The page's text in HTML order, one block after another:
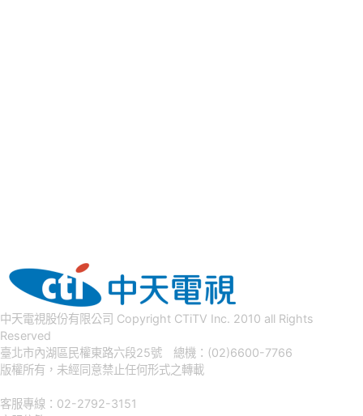
中天電視股份有限公司 Copyright CTiTV Inc. 2010 all Rights
Reserved
臺北市內湖區民權東路六段25號 總機：(02)6600-7766
版權所有，未經同意禁止任何形式之轉載
客服專線：02-2792-3151